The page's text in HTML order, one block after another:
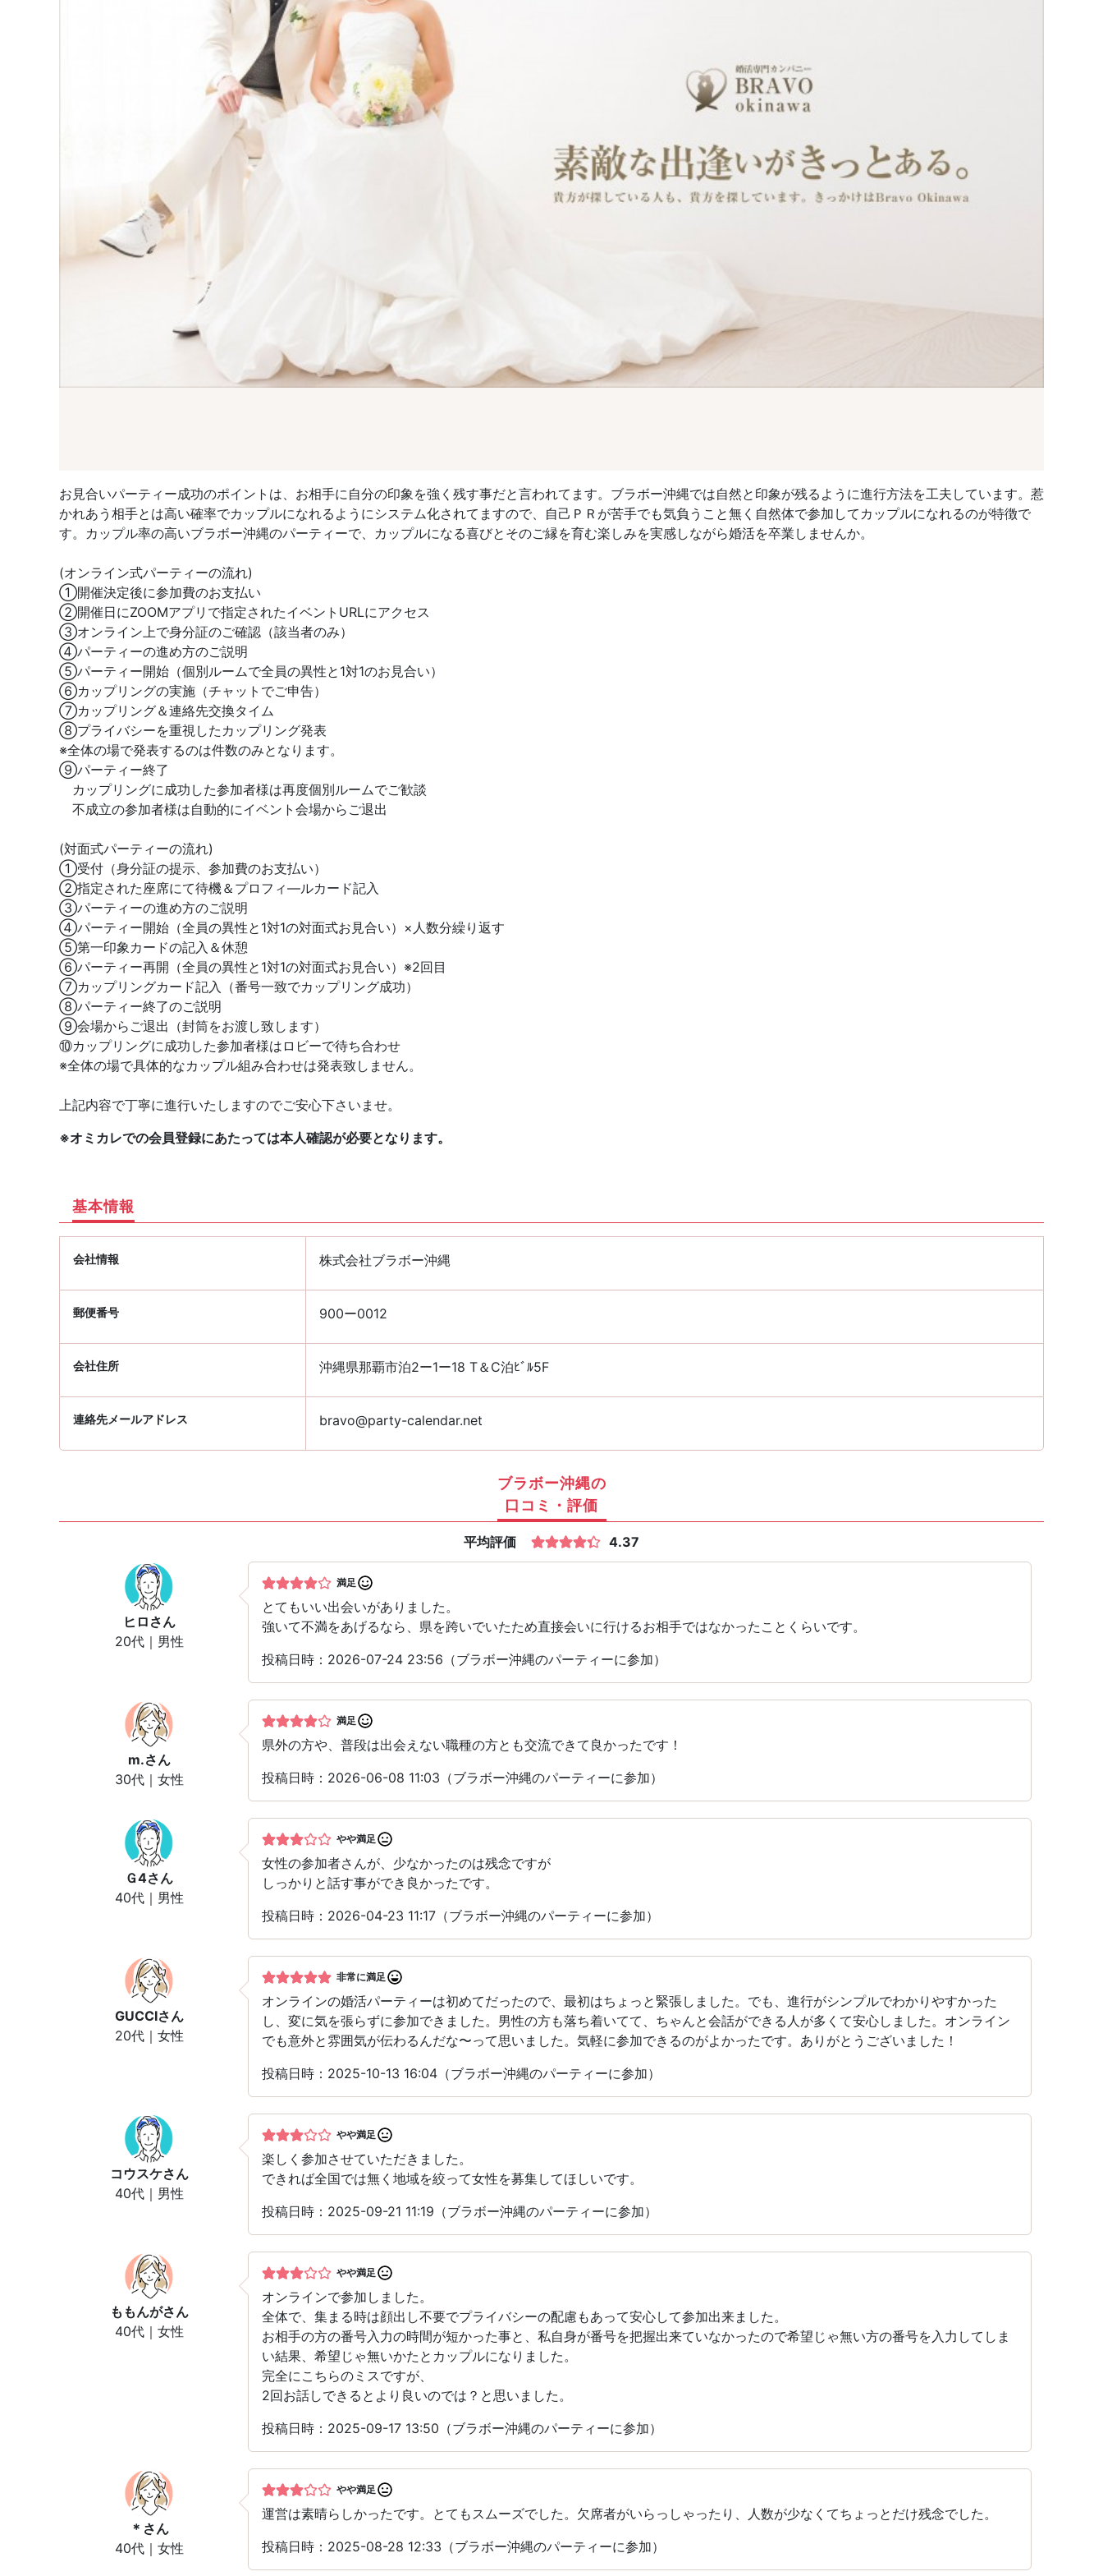
お見合いパーティー成功のポイントは、お相手に自分の印象を強く残す事だと言われてます。ブラボー沖縄では自然と印象が残るように進行方法を工夫しています。惹
かれあう相手とは高い確率でカップルになれるようにシステム化されてますので、自己ＰＲが苦手でも気負うこと無く自然体で参加してカップルになれるのが特徴で
す。カップル率の高いブラボー沖縄のパーティーで、カップルになる喜びとそのご縁を育む楽しみを実感しながら婚活を卒業しませんか。
(オンライン式パーティーの流れ)
①開催決定後に参加費のお支払い
②開催日にZOOMアプリで指定されたイベントURLにアクセス
③オンライン上で身分証のご確認（該当者のみ）
④パーティーの進め方のご説明
⑤パーティー開始（個別ルームで全員の異性と1対1のお見合い）
⑥カップリングの実施（チャットでご申告）
⑦カップリング＆連絡先交換タイム
⑧プライバシーを重視したカップリング発表
※全体の場で発表するのは件数のみとなります。
⑨パーティー終了
カップリングに成功した参加者様は再度個別ルームでご歓談
不成立の参加者様は自動的にイベント会場からご退出
(対面式パーティーの流れ)
①受付（身分証の提示、参加費のお支払い）
②指定された座席にて待機＆プロフィ―ルカード記入
③パーティーの進め方のご説明
④パーティー開始（全員の異性と1対1の対面式お見合い）×人数分繰り返す
⑤第一印象カードの記入＆休憩
⑥パーティー再開（全員の異性と1対1の対面式お見合い）※2回目
⑦カップリングカード記入（番号一致でカップリング成功）
⑧パーティー終了のご説明
⑨会場からご退出（封筒をお渡し致します）
⑩カップリングに成功した参加者様はロビーで待ち合わせ
※全体の場で具体的なカップル組み合わせは発表致しません。
上記内容で丁寧に進行いたしますのでご安心下さいませ。
※オミカレでの会員登録にあたっては本人確認が必要となります。
基本情報
会社情報 株式会社ブラボー沖縄
郵便番号 900ー0012
会社住所 沖縄県那覇市泊2ー1ー18 T＆C泊ﾋﾞﾙ5F
連絡先メールアドレス bravo@party-calendar.net
ブラボー沖縄の
口コミ・評価
平均評価 4.37
ヒロ さん
20代｜男性
満足
とてもいい出会いがありました。
強いて不満をあげるなら、県を跨いでいたため直接会いに行けるお相手ではなかったことくらいです。
投稿日時：2026-07-24 23:56（ブラボー沖縄のパーティーに参加）
m.さん
30代｜女性
満足
県外の方や、普段は出会えない職種の方とも交流できて良かったです！
投稿日時：2026-06-08 11:03（ブラボー沖縄のパーティーに参加）
Ｇ4さん
40代｜男性
やや満足
女性の参加者さんが、少なかったのは残念ですが
しっかりと話す事ができ良かったです。
投稿日時：2026-04-23 11:17（ブラボー沖縄のパーティーに参加）
GUCCIさん
20代｜女性
非常に満足
オンラインの婚活パーティーは初めてだったので、最初はちょっと緊張しました。でも、進行がシンプルでわかりやすかった
し、変に気を張らずに参加できました。男性の方も落ち着いてて、ちゃんと会話ができる人が多くて安心しました。オンライン
でも意外と雰囲気が伝わるんだな〜って思いました。気軽に参加できるのがよかったです。ありがとうございました！
投稿日時：2025-10-13 16:04（ブラボー沖縄のパーティーに参加）
コウスケさん
40代｜男性
やや満足
楽しく参加させていただきました。
できれば全国では無く地域を絞って女性を募集してほしいです。
投稿日時：2025-09-21 11:19（ブラボー沖縄のパーティーに参加）
ももんがさん
40代｜女性
やや満足
オンラインで参加しました。
全体で、集まる時は顔出し不要でプライバシーの配慮もあって安心して参加出来ました。
お相手の方の番号入力の時間が短かった事と、私自身が番号を把握出来ていなかったので希望じゃ無い方の番号を入力してしま
い結果、希望じゃ無いかたとカップルになりました。
完全にこちらのミスですが、
2回お話しできるとより良いのでは？と思いました。
投稿日時：2025-09-17 13:50（ブラボー沖縄のパーティーに参加）
＊ さん
40代｜女性
やや満足
運営は素晴らしかったです。とてもスムーズでした。欠席者がいらっしゃったり、人数が少なくてちょっとだけ残念でした。
投稿日時：2025-08-28 12:33（ブラボー沖縄のパーティーに参加）